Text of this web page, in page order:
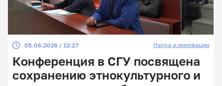
05.06.2026 / 12:27 Наука и инновации
Конференция в СГУ посвящена
сохранению этнокультурного и